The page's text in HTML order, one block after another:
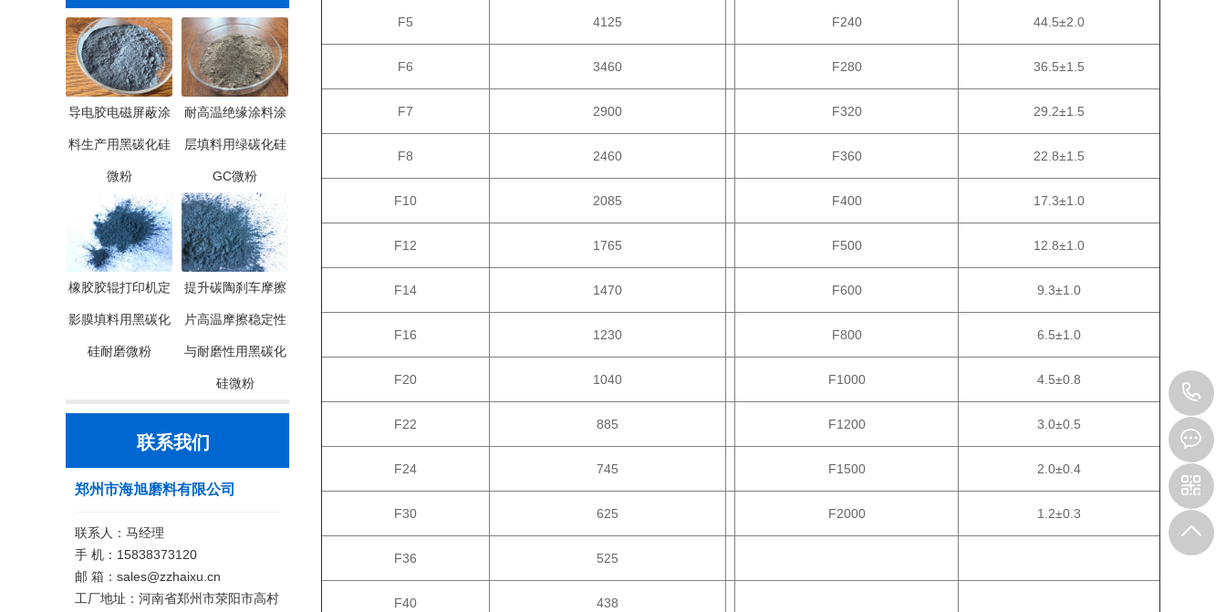
导电胶电磁屏蔽涂
料生产用黑碳化硅
微粉
耐高温绝缘涂料涂
层填料用绿碳化硅
GC微粉
橡胶胶辊打印机定
影膜填料用黑碳化
硅耐磨微粉
提升碳陶刹车摩擦
片高温摩擦稳定性
与耐磨性用黑碳化
硅微粉
联系我们
郑州市海旭磨料有限公司
联系人：马经理
手 机：15838373120
邮 箱：sales@zzhaixu.cn
工厂地址：河南省郑州市荥阳市高村
F5 4125 F240 44.5±2.0
F6 3460 F280 36.5±1.5
F7 2900 F320 29.2±1.5
F8 2460 F360 22.8±1.5
F10 2085 F400 17.3±1.0
F12 1765 F500 12.8±1.0
F14 1470 F600 9.3±1.0
F16 1230 F800 6.5±1.0
F20 1040 F1000 4.5±0.8
F22 885 F1200 3.0±0.5
F24 745 F1500 2.0±0.4
F30 625 F2000 1.2±0.3
F36 525
F40 438